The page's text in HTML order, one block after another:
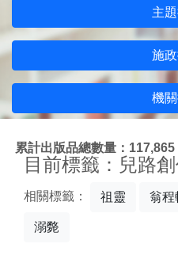
主
施
機
累計出版品總數量：117,865
目前標籤：兒路
相關標籤： 祖靈 翁程
溺斃